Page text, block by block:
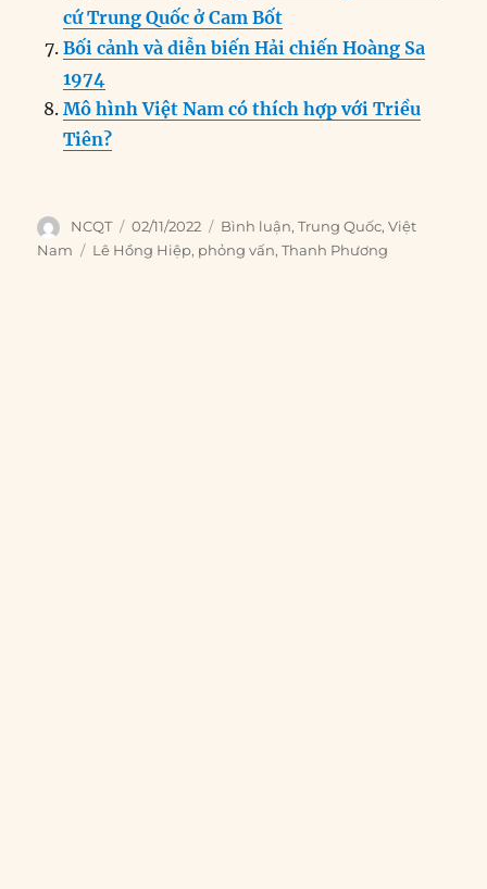
cứ Trung Quốc ở Cam Bốt
Bối cảnh và diễn biến Hải chiến Hoàng Sa
1974
Mô hình Việt Nam có thích hợp với Triều
Tiên?
Author
NCQT
Posted
on
02/11/2022 Categories
Bình luận,Trung Quốc,Việt
Nam
Tags
Lê Hồng Hiệp, phỏng vấn,Thanh Phương